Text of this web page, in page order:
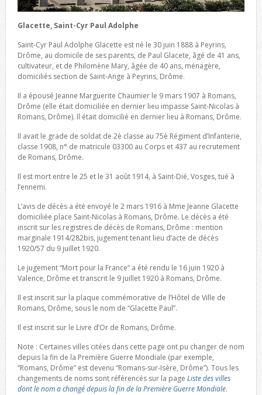
Glacette, Saint-Cyr Paul Adolphe
Saint-Cyr Paul Adolphe Glacette est né le 30 juin 1888 à Peyrins,
Drôme, au domicile de ses parents, de Paul Glacete, âgé de 41 ans,
cultivateur, et de Philomène Mary, âgée de 40 ans, ménagère,
domiciliés section de Saint-Ange à Peyrins, Drôme.
Il a épousé Jeanne Marguerite Chaumier le 9 mars 1907 à Romans,
Drôme (elle était domiciliée en dernier lieu impasse Saint-Nicolas à
Romans, Drôme). Il était domicilié en dernier lieu à Romans, Drôme.
Il avait le grade de soldat de 2è classe au 75è Régiment d’Infanterie,
classe 1908, n° de matricule 03300 au Corps et 437 au recrutement
de Romans, Drôme.
Il est mort entre le 25 et le 31 août 1914, à Saint-Dié, Vosges, tué à
l’ennemi.
L’avis de décès a été envoyé le 2 mars 1916 à Mme Jeanne Glacette
domiciliée place Saint-Nicolas à Romans, Drôme. Le décès a été
inscrit sur les registres de décès de Romans, Drôme : mention
marginale 1914/282bis, jugement tenant lieu d’acte de décès
1920/57 du 9 juillet 1920.
Le jugement “Mort pour la France” a été rendu le 16 juin 1920 à
Valence, Drôme et transcrit le 9 juillet 1920 à Romans, Drôme.
Il est inscrit sur la plaque commémorative de l’Hôtel de Ville de
Romans, Drôme, sous le nom de “Glacette Paul”.
Il est inscrit sur le Livre d’Or de Romans, Drôme.
Note : Certaines villes citées dans cette page ont pu changer de nom
depuis la fin de la Première Guerre Mondiale (par exemple,
“Romans, Drôme” est devenu “Romans-sur-Isère, Drôme”). Tous les
changements de noms sont référencés sur la page Liste des villes
dont le nom a changé depuis la fin de la Première Guerre Mondiale.